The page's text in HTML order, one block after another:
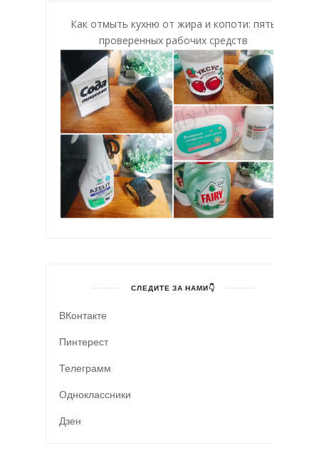
Как отмыть кухню от жира и копоти: пять
проверенных рабочих средств
СЛЕДИТЕ ЗА НАМИ👇
ВКонтакте
Пинтерест
Телеграмм
Одноклассники
Дзен